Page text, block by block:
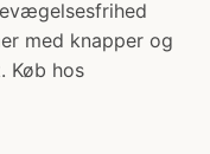
med knapper og
Køb hos